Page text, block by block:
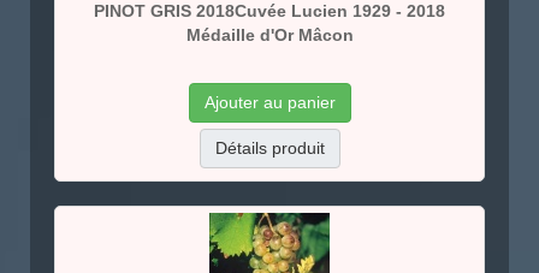
PINOT GRIS 2018Cuvée Lucien 1929 - 2018
Médaille d'Or Mâcon
Ajouter au panier
Détails produit